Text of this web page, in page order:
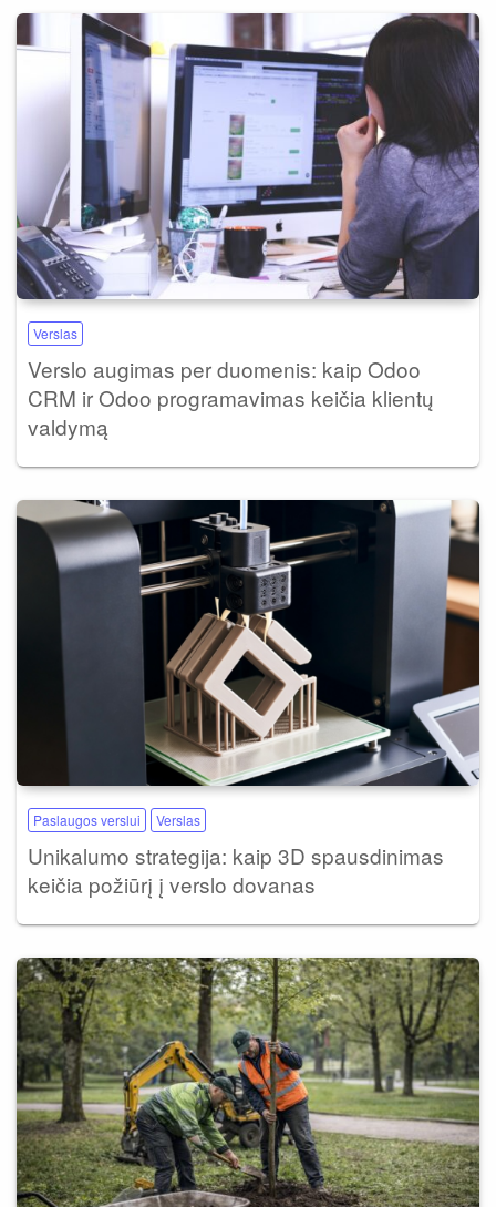
Verslas
Verslo augimas per duomenis: kaip Odoo
CRM ir Odoo programavimas keičia klientų
valdymą
Paslaugos verslui Verslas
Unikalumo strategija: kaip 3D spausdinimas
keičia požiūrį į verslo dovanas